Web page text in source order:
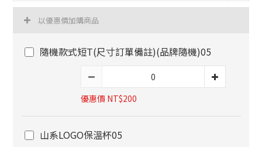
以優惠價加購商品
隨機款式短T(尺寸訂單備註)(品牌隨機)05
優惠價 NT$200
山系LOGO保溫杯05